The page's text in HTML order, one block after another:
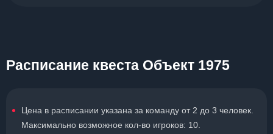
Расписание квеста Объект 1975
Цена в расписании указана за команду от 2 до 3 человек.
Максимально возможное кол-во игроков: 10.